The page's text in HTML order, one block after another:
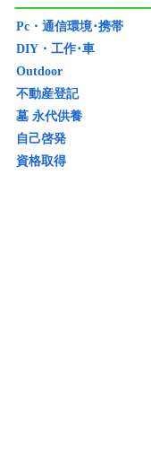
Pc・通信環境･携帯
DIY・工作･車
Outdoor
不動産登記
墓 永代供養
自己啓発
資格取得